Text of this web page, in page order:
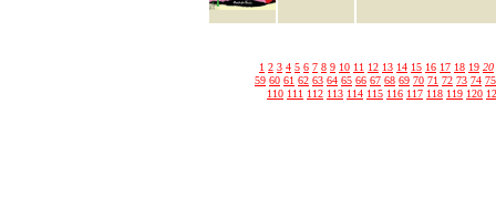
1 2 3 4 5 6 7 8 9 10 11 12 13 14 15 16 17 18 19 20
59 60 61 62 63 64 65 66 67 68 69 70 71 72 73 74 75
110 111 112 113 114 115 116 117 118 119 120